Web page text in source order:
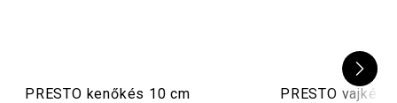
PRESTO kenőkés 10 cm PRESTO vajkés